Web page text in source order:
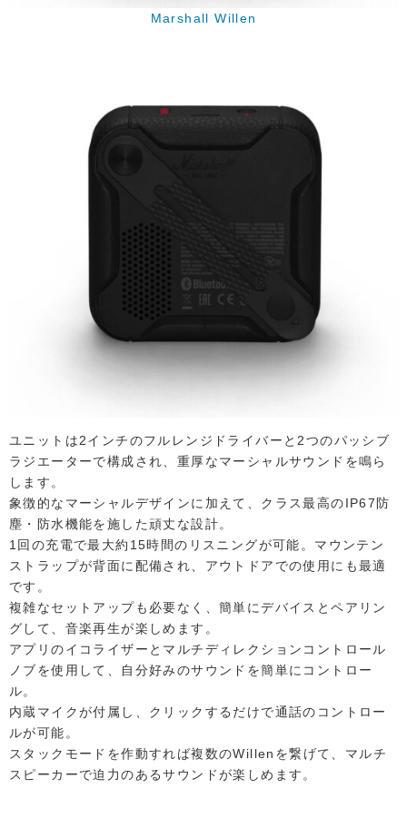
Marshall Willen
ユニットは2インチのフルレンジドライバーと2つのパッシブ
ラジエーターで構成され、重厚なマーシャルサウンドを鳴ら
します。
象徴的なマーシャルデザインに加えて、クラス最高のIP67防
塵・防水機能を施した頑丈な設計。
1回の充電で最大約15時間のリスニングが可能。マウンテン
ストラップが背面に配備され、アウトドアでの使用にも最適
です。
複雑なセットアップも必要なく、簡単にデバイスとペアリン
グして、音楽再生が楽しめます。
アプリのイコライザーとマルチディレクションコントロール
ノブを使用して、自分好みのサウンドを簡単にコントロー
ル。
内蔵マイクが付属し、クリックするだけで通話のコントロー
ルが可能。
スタックモードを作動すれば複数のWillenを繋げて、マルチ
スピーカーで迫力のあるサウンドが楽しめます。